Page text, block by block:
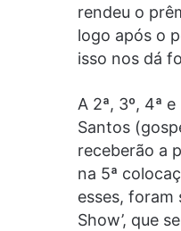
rendeu o
logo após o
isso nos dá
A 2ª, 3º, 4ª
Santos
receberão a
na 5ª
esses, foram
Show’, que